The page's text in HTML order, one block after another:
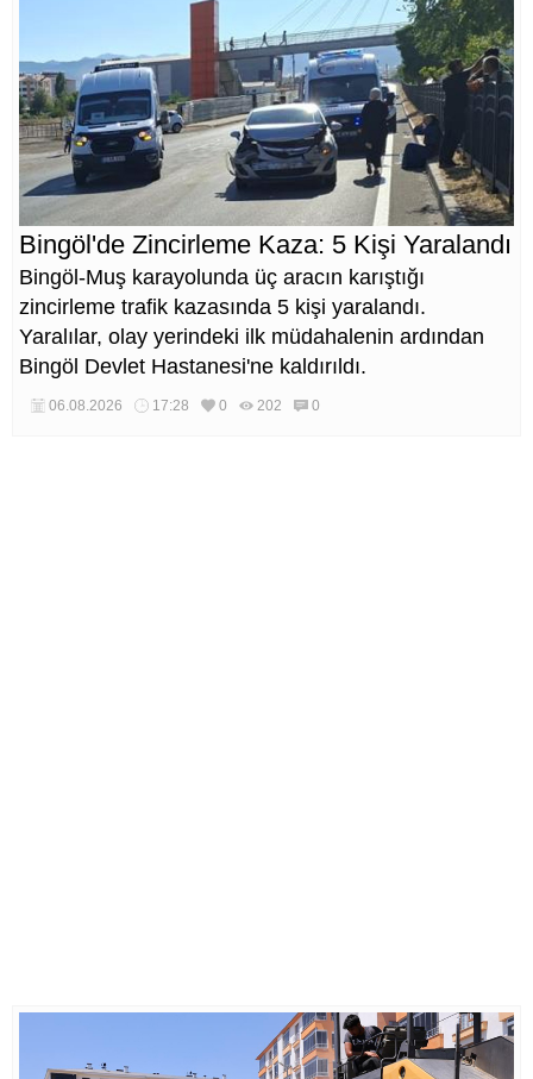
Bingöl'de Zincirleme Kaza: 5 Kişi Yaralandı
Bingöl-Muş karayolunda üç aracın karıştığı
zincirleme trafik kazasında 5 kişi yaralandı.
Yaralılar, olay yerindeki ilk müdahalenin ardından
Bingöl Devlet Hastanesi'ne kaldırıldı.
06.08.2026 17:28 0 202 0